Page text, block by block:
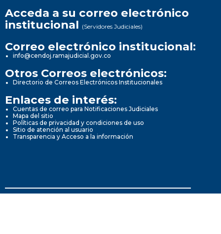
Acceda a su correo electrónico
institucional (Servidores Judiciales)
Correo electrónico institucional:
info@cendoj.ramajudicial.gov.co
Otros Correos electrónicos:
Directorio de Correos Electrónicos Institucionales
Enlaces de interés:
Cuentas de correo para Notificaciones Judiciales
Mapa del sitio
Políticas de privacidad y condiciones de uso
Sitio de atención al usuario
Transparencia y Acceso a la información